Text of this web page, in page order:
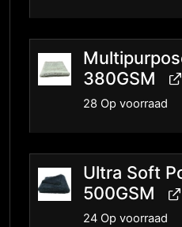
380GSM
28 Op voorraad
Ultra Soft
500GSM
24 Op voorraad